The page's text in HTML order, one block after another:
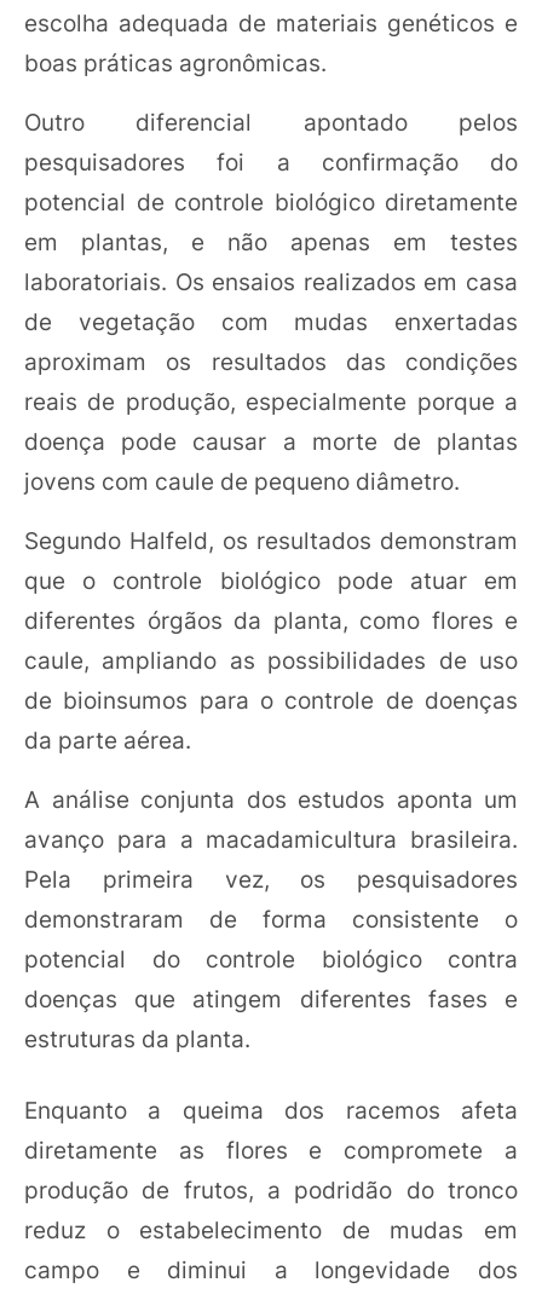
escolha adequada de materiais genéticos e
boas práticas agronômicas.
Outro diferencial apontado pelos
pesquisadores foi a confirmação do
potencial de controle biológico diretamente
em plantas, e não apenas em testes
laboratoriais. Os ensaios realizados em casa
de vegetação com mudas enxertadas
aproximam os resultados das condições
reais de produção, especialmente porque a
doença pode causar a morte de plantas
jovens com caule de pequeno diâmetro.
Segundo Halfeld, os resultados demonstram
que o controle biológico pode atuar em
diferentes órgãos da planta, como flores e
caule, ampliando as possibilidades de uso
de bioinsumos para o controle de doenças
da parte aérea.
A análise conjunta dos estudos aponta um
avanço para a macadamicultura brasileira.
Pela primeira vez, os pesquisadores
demonstraram de forma consistente o
potencial do controle biológico contra
doenças que atingem diferentes fases e
estruturas da planta.
Enquanto a queima dos racemos afeta
diretamente as flores e compromete a
produção de frutos, a podridão do tronco
reduz o estabelecimento de mudas em
campo e diminui a longevidade dos